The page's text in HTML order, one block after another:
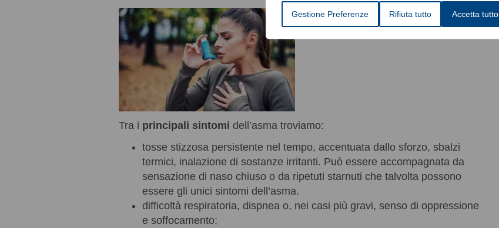
Gestione Preferenze Rifiuta tutto Accetta tutto
Tra i principali sintomi dell’asma troviamo:
tosse stizzosa persistente nel tempo, accentuata dallo sforzo, sbalzi
termici, inalazione di sostanze irritanti. Può essere accompagnata da
sensazione di naso chiuso o da ripetuti starnuti che talvolta possono
essere gli unici sintomi dell’asma.
difficoltà respiratoria, dispnea o, nei casi più gravi, senso di oppressione
e soffocamento;